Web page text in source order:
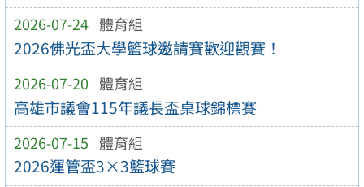
2026-07-24 體育組
2026佛光盃大學籃球邀請賽歡迎觀賽！
2026-07-20 體育組
高雄市議會115年議長盃桌球錦標賽
2026-07-15 體育組
2026運管盃3×3籃球賽